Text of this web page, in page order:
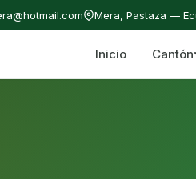
Mera, Pastaza —
Municipal del
Inicio Cantón